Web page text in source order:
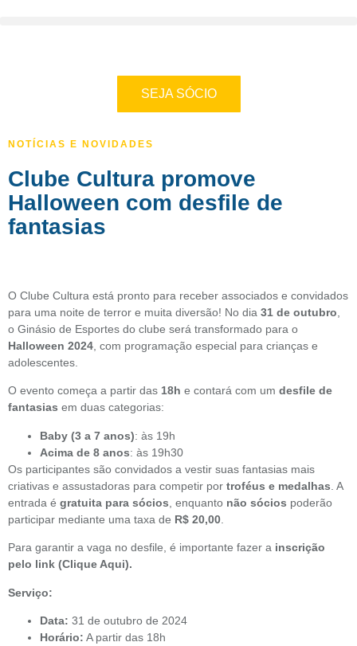
SEJA SÓCIO
NOTÍCIAS E NOVIDADES
Clube Cultura promove
Halloween com desfile de
fantasias
O Clube Cultura está pronto para receber associados e convidados
para uma noite de terror e muita diversão! No dia 31 de outubro
o Ginásio de Esportes do clube será transformado para o
Halloween 2024 , com programação especial para crianças e
adolescentes.
O evento começa a partir das 18h e contará com um desfile de
fantasias em duas categorias:
Baby (3 a 7 anos): às 19h
Acima de 8 anos: às 19h30
Os participantes são convidados a vestir suas fantasias mais
criativas e assustadoras para competir por troféus e medalhas . A
entrada é gratuita para sócios , enquanto não sócios poderão
participar mediante uma taxa de R$ 20,00
Para garantir a vaga no desfile, é importante fazer a inscrição
pelo link (Clique Aqui).
Serviço:
Data: 31 de outubro de 2024
Horário: A partir das 18h